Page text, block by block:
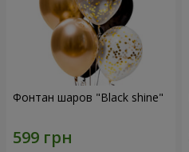
Фонтан шаров "Black shine"